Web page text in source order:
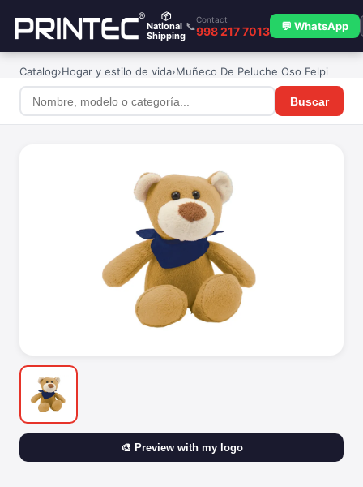
📦
National
Shipping
📞
Contact
998 217 7013 💬 WhatsApp
Catalog›Hogar y estilo de vida›Muñeco De Peluche Oso Felpi
Buscar
🎨 Preview with my logo